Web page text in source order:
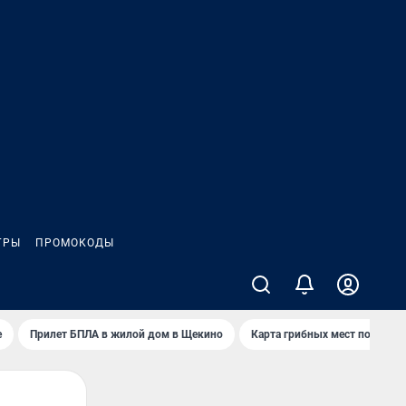
ПРОМОКОДЫ
Прилет БПЛА в жилой дом в Щекино Карта грибных мест под